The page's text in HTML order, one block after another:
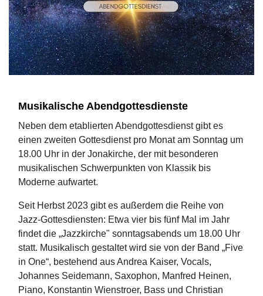
Musikalische Abendgottesdienste
Neben dem etablierten Abendgottesdienst gibt es
einen zweiten Gottesdienst pro Monat am Sonntag um
18.00 Uhr in der Jonakirche, der mit besonderen
musikalischen Schwerpunkten von Klassik bis
Moderne aufwartet.
Seit Herbst 2023 gibt es außerdem die Reihe von
Jazz-Gottesdiensten: Etwa vier bis fünf Mal im Jahr
findet die „Jazzkirche" sonntagsabends um 18.00 Uhr
statt. Musikalisch gestaltet wird sie von der Band „Five
in One“, bestehend aus Andrea Kaiser, Vocals,
Johannes Seidemann, Saxophon, Manfred Heinen,
Piano, Konstantin Wienstroer, Bass und Christian